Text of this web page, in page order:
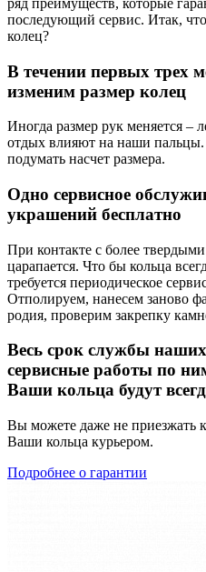
последующий сервис. Итак,
колец?
В течении первых трех
изменим размер колец
Иногда размер рук меняется –
отдых влияют на наши пальцы.
подумать насчет размера.
Одно сервисное
украшений бесплатно
При контакте с более
царапается. Что бы кольца
требуется периодическое
Отполируем, нанесем заново
родия, проверим закрепку
Весь срок службы
сервисные работы по
Ваши кольца будут
Вы можете даже не приезжать
Ваши кольца курьером.
Подробнее о гарантии